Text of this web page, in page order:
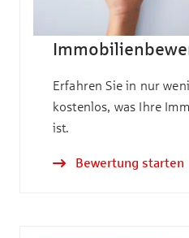
Erfahren Sie in nur
kostenlos, was Ihre
ist.
Bewertung starten